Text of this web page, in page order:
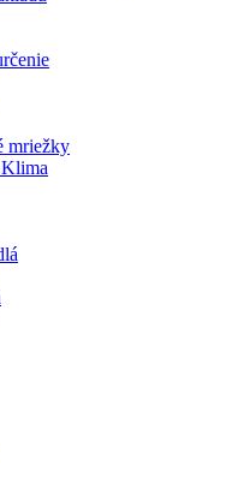
mriežky